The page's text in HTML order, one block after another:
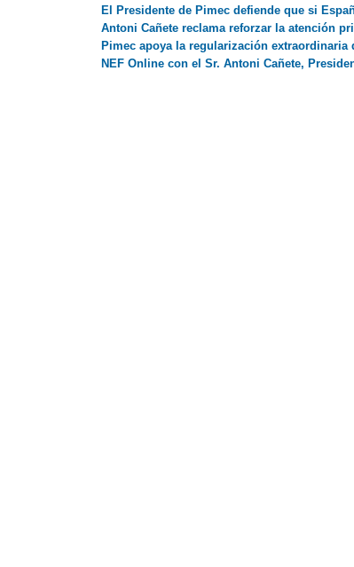
El Presidente de Pimec defiende que si
Antoni Cañete reclama reforzar la atención
Pimec apoya la regularización extraordinaria
NEF Online con el Sr. Antoni Cañete,